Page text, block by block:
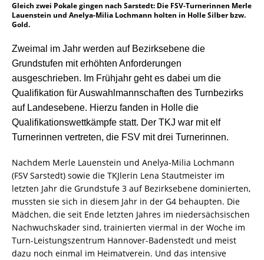
Gleich zwei Pokale gingen nach Sarstedt: Die FSV-Turnerinnen Merle
Lauenstein und Anelya-Milia Lochmann holten in Holle Silber bzw.
Gold.
Zweimal im Jahr werden auf Bezirksebene die
Grundstufen mit erhöhten Anforderungen
ausgeschrieben. Im Frühjahr geht es dabei um die
Qualifikation für Auswahlmannschaften des Turnbezirks
auf Landesebene. Hierzu fanden in Holle die
Qualifikationswettkämpfe statt. Der TKJ war mit elf
Turnerinnen vertreten, die FSV mit drei Turnerinnen.
Nachdem Merle Lauenstein und Anelya-Milia Lochmann
(FSV Sarstedt) sowie die TKJlerin Lena Stautmeister im
letzten Jahr die Grundstufe 3 auf Bezirksebene dominierten,
mussten sie sich in diesem Jahr in der G4 behaupten. Die
Mädchen, die seit Ende letzten Jahres im niedersächsischen
Nachwuchskader sind, trainierten viermal in der Woche im
Turn-Leistungszentrum Hannover-Badenstedt und meist
dazu noch einmal im Heimatverein. Und das intensive